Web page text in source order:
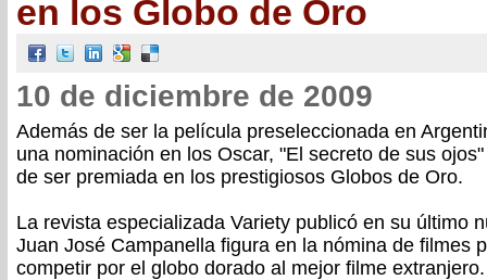
en los Globo de Oro
10 de diciembre de 2009
Además de ser la película preseleccionada en
una nominación en los Oscar, "El secreto de sus
de ser premiada en los prestigiosos Globos de Oro.
La revista especializada Variety publicó en su último
Juan José Campanella figura en la nómina de filmes
competir por el globo dorado al mejor filme extranjero.